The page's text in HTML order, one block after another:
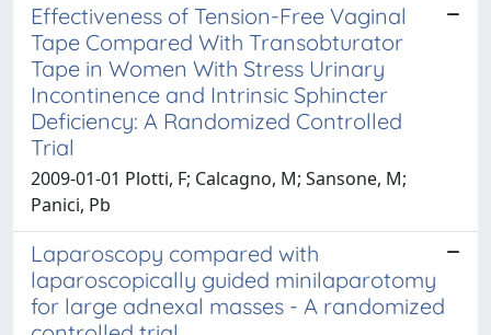
Effectiveness of Tension-Free Vaginal
Tape Compared With Transobturator
Tape in Women With Stress Urinary
Incontinence and Intrinsic Sphincter
Deficiency: A Randomized Controlled
Trial
2009-01-01 Plotti, F; Calcagno, M; Sansone, M;
Panici, Pb
Laparoscopy compared with
laparoscopically guided minilaparotomy
for large adnexal masses - A randomized